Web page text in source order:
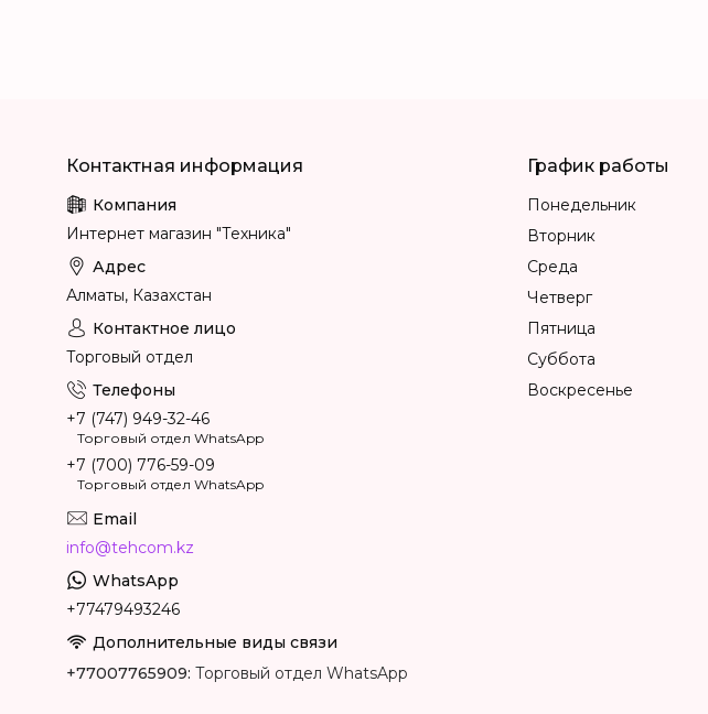
Интернет магазин "Техника"
Алматы, Казахстан
Торговый отдел
+7 (747) 949-32-46
Торговый отдел WhatsApp
+7 (700) 776-59-09
Торговый отдел WhatsApp
info@tehcom.kz
+77479493246
+77007765909 Торговый отдел WhatsApp
График работы
Понедельник
Вторник
Среда
Четверг
Пятница
Суббота
Воскресенье